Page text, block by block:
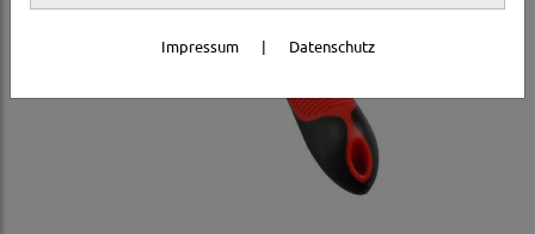
Impressum | Datenschutz